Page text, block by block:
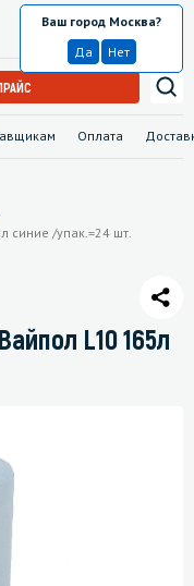
Оплата
Москва
Ваш город Москва?
Да
Нет
синие /упак.=24 шт.
L10 165л